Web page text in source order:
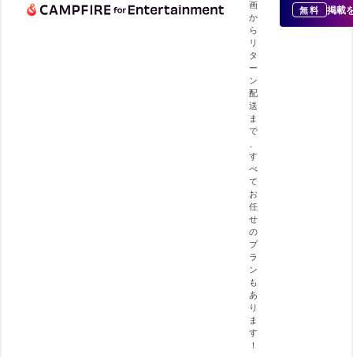
画
か
ら
リ
タ
ー
ン
配
送
ま
で
す
べ
て
お
任
せ
の
プ
ラ
ン
も
あ
り
ま
す
！
無料 掲載